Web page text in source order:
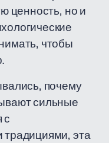
ценность, но и
чтобы
почему
сильные
с
эта